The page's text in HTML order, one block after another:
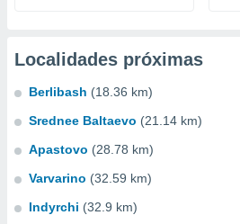
Localidades próximas
Berlibash (18.36 km)
Srednee Baltaevo (21.14 km)
Apastovo (28.78 km)
Varvarino (32.59 km)
Indyrchi (32.9 km)